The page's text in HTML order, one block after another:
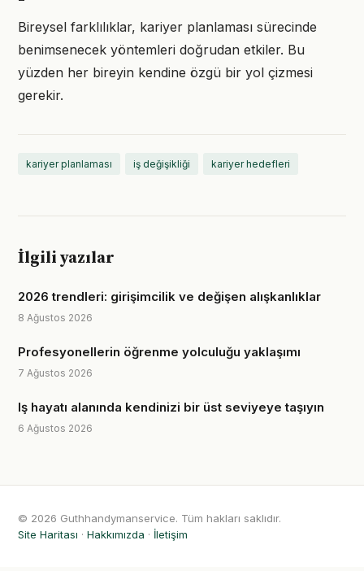
Bireysel farklılıklar, kariyer planlaması sürecinde
benimsenecek yöntemleri doğrudan etkiler. Bu
yüzden her bireyin kendine özgü bir yol çizmesi
gerekir.
kariyer planlaması iş değişikliği kariyer hedefleri
İlgili yazılar
2026 trendleri: girişimcilik ve değişen alışkanlıklar
8 Ağustos 2026
Profesyonellerin öğrenme yolculuğu yaklaşımı
7 Ağustos 2026
Iş hayatı alanında kendinizi bir üst seviyeye taşıyın
6 Ağustos 2026
© 2026 Guthhandymanservice. Tüm hakları saklıdır.
Site Haritası · Hakkımızda · İletişim